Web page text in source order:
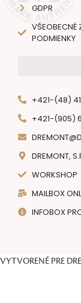
GDPR
VŠEOBECNÉ
PODMIENKY
+421-(48)
+421-(905)
DREMONT,
WORKSHOP
MAILBOX
INFOBOX
VYTVORENÉ PRE